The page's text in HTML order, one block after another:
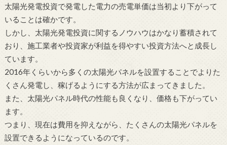
太陽光発電投資で発電した電力の売電単価は当初より下がって
いることは確かです。
しかし、太陽光発電投資に関するノウハウはかなり蓄積されて
おり、施工業者や投資家が利益を得やすい投資方法へと成長し
ています。
2016年くらいから多くの太陽光パネルを設置することでよりた
くさん発電し、稼げるようにする方法が広まってきました。
また、太陽光パネル時代の性能も良くなり、価格も下がってい
ます。
つまり、現在は費用を抑えながら、たくさんの太陽光パネルを
設置できるようになっているのです。